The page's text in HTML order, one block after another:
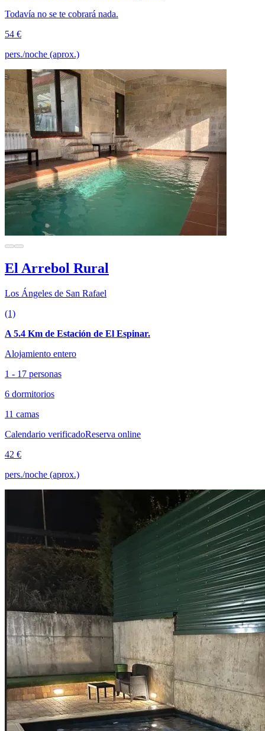
Todavía no se te cobrará nada.
54 €
pers./noche (aprox.)
El Arrebol Rural
Los Ángeles de San Rafael
(1)
A 5.4 Km de Estación de El Espinar.
Alojamiento entero
1 - 17 personas
6 dormitorios
11 camas
Calendario verificadoReserva online
42 €
pers./noche (aprox.)